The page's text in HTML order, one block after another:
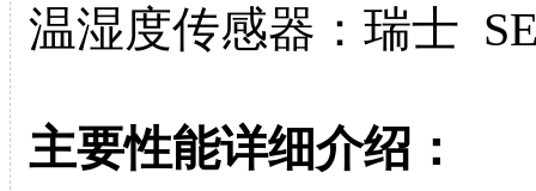
温湿度传感器：瑞士
主要性能详细介绍：